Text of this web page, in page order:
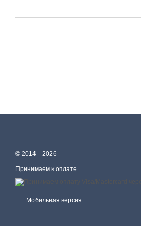
© 2014—2026
Принимаем к оплате
Мобильная версия